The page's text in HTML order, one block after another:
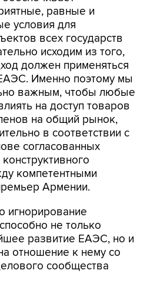
равные и
условия для
всех государств
исходим из того,
должен применяться
Именно поэтому мы
важным, чтобы любые
на доступ товаров
на общий рынок,
в соответствии с
согласованных
компетентными
Армении.
игнорирование
не только
развитие ЕАЭС, но и
отношение к нему со
сообщества